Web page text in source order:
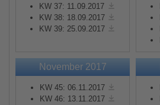
KW 37: 11.09.2017
KW 38: 18.09.2017
KW 39: 25.09.2017
November 2017
KW 45: 06.11.2017
KW 46: 13.11.2017